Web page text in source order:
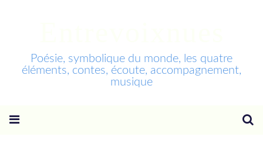
Poésie, symbolique du monde, les quatre
éléments, contes, écoute, accompagnement,
musique